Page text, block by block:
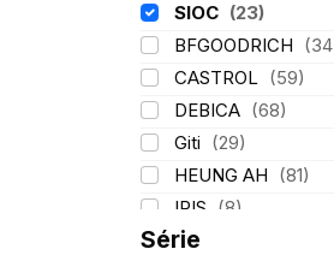
SIOC (23)
BFGOODRICH
CASTROL (59)
DEBICA (68)
Giti (29)
HEUNG AH (81)
IRIS (8)
ITALMATIC
Série